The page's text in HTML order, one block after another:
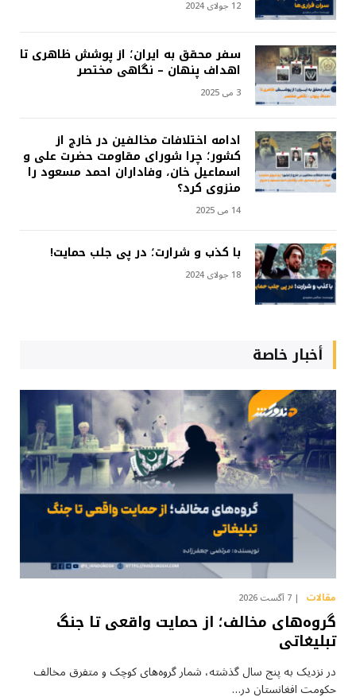
12 جولای 2024
سفر محقق به ایران؛ از پوشش ظاهری تا
اهداف پنهان – نگاهی مختصر
3 می 2025
ادامه اختلافات مخالفین در خارج از
کشور؛ چرا شورای مقاومت حضرت علی و
اسماعیل خان، وفاداران احمد مسعود را
منزوی کرد؟
14 می 2025
با کذب و شرارت؛ در پی جلب حمایت!
18 جولای 2024
أخبار خاصة
مقالات 7 آگست 2026
گروه‌های مخالف؛ از حمایت واقعی تا جنگ
تبلیغاتی
در نزدیک به پنج سال گذشته، شمار گروه‌های کوچک و متفرق مخالف
حکومت افغانستان در…